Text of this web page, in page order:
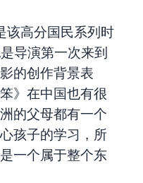
该高分国民系列时
导演第一次来到
的创作背景表
》在中国也有很
的父母都有一个
孩子的学习，所
一个属于整个东